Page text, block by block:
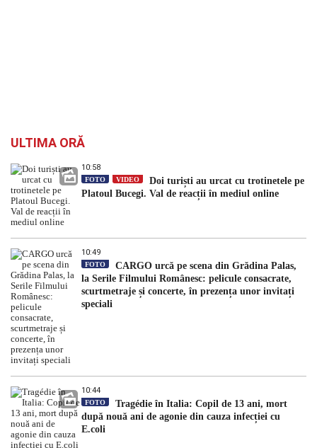
ULTIMA ORĂ
10:58
FOTO VIDEO
Doi turiști au urcat cu trotinetele pe
Platoul Bucegi. Val de reacții în mediul online
10:49
FOTO
CARGO urcă pe scena din Grădina Palas,
la Serile Filmului Românesc: pelicule consacrate,
scurtmetraje și concerte, în prezența unor invitați
speciali
10:44
FOTO
Tragédie în Italia: Copil de 13 ani, mort
după nouă ani de agonie din cauza infecției cu
E.coli